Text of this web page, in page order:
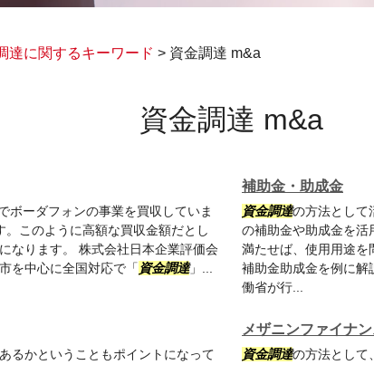
達に関するキーワード > 資金調達 m&a
資金調達 m&a
ボーダフォンの事業を買収していま
。このように高額な買収金額だとし
なります。 株式会社日本企業評価会
を中心に全国対応で「 資金調達」...
補助金・助成金
資金調達の方法として
の補助金や助成金を活
満たせば、使用用途を
補助金助成金を例に解
働省が行...
るかということもポイントになって
メザニンファイナ
資金調達の方法として